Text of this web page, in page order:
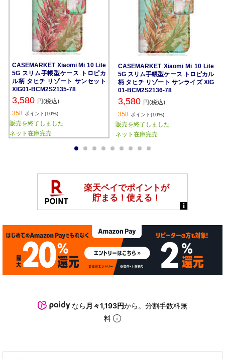
CASEMARKET Xiaomi Mi 10 Lite
5G スリム手帳型ケース トロピカ
ル柄 タヒチ リゾート サンセット
XIG01-BCM2S2135-78
3,580 円(税込)
358 ポイント(10%)
販売を終了しました
ネット在庫完売
CASEMARKET Xiaomi Mi 10 Lite
5G スリム手帳型ケース トロピカル
柄 タヒチ リゾート サンライズ XIG
01-BCM2S2136-78
3,580 円(税込)
358 ポイント(10%)
販売を終了しました
ネット在庫完売
なら 月々1,193円から。分割手数料無
料